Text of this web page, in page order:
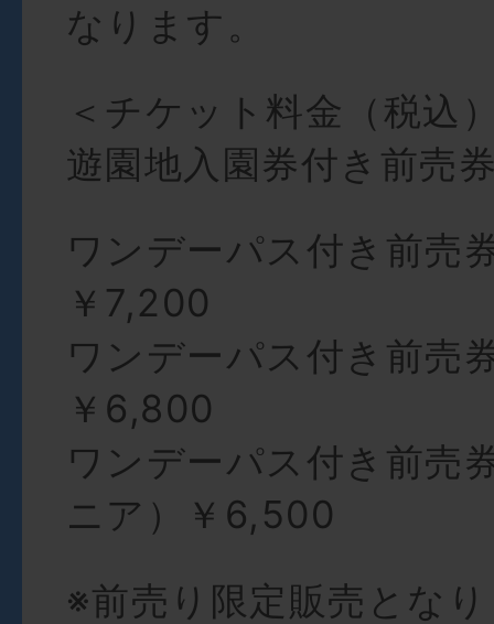
なります。
＜チケット料金（税込
遊園地入園券付き前売
ワンデーパス付き前売
￥7,200
ワンデーパス付き前売
￥6,800
ワンデーパス付き前売
ニア）￥6,500
※前売り限定販売とな